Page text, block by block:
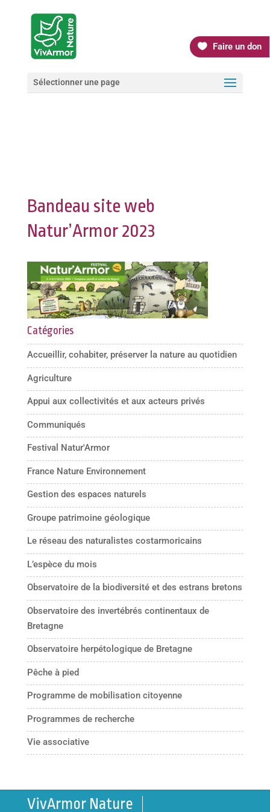
Faire un don
Sélectionner une page
Bandeau site web
Natur’Armor 2023
Catégories
Accueillir, cohabiter, préserver la nature au quotidien
Agriculture
Appui aux collectivités et aux acteurs privés
Communiqués
Festival Natur'Armor
France Nature Environnement
Gestion des espaces naturels
Groupe patrimoine géologique
Le réseau des naturalistes costarmoricains
L’espèce du mois
Observatoire de la biodiversité et des estrans bretons
Observatoire des invertébrés continentaux de
Bretagne
Observatoire herpétologique de Bretagne
Pêche à pied
Programme de mobilisation citoyenne
Programmes de recherche
Vie associative
VivArmor Nature